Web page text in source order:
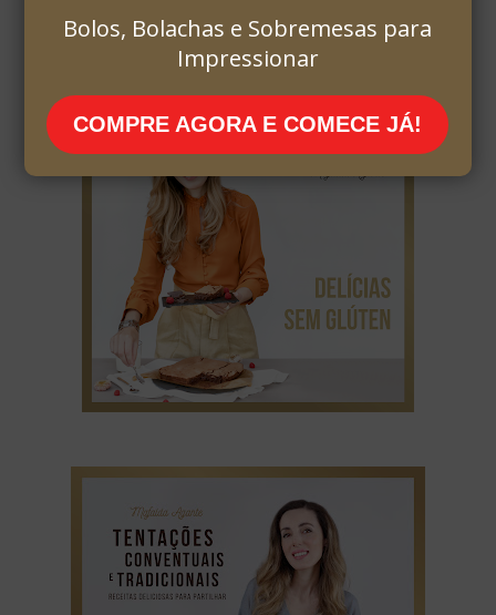
Bolos, Bolachas e Sobremesas para
Impressionar
COMPRE AGORA E COMECE JÁ!